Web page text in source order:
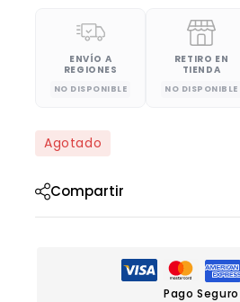
ENVÍO A
REGIONES
NO DISPONIBLE
RETIRO EN
TIENDA
NO DISPONIBLE
Agotado
Compartir
Pago Seguro